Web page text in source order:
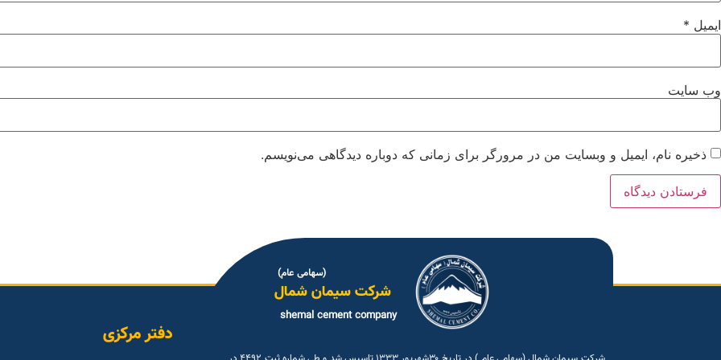
ایمیل *
وب‌ سایت
ذخیره نام، ایمیل و وبسایت من در مرورگر برای زمانی که دوباره دیدگاهی می‌نویسم.
(سهامی عام)
شرکت سیمان شمال
shemal cement company
دفتر مرکزی